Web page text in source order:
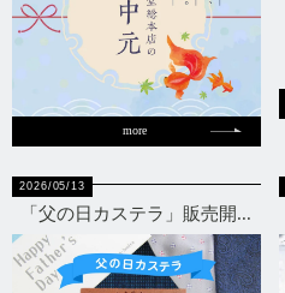
more
2026/05/13
「父の日カステラ」販売開...